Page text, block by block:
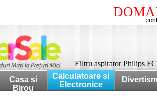
Filtru aspirator Philips
Casa si
Birou
Calculatoare si
Electronice